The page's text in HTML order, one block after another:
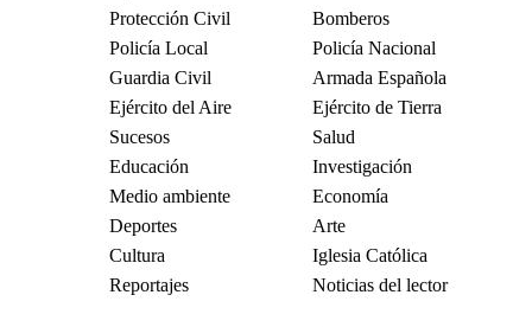
Protección Civil
Bomberos
Policía Local
Policía Nacional
Guardia Civil
Armada Española
Ejército del Aire
Ejército de Tierra
Sucesos
Salud
Educación
Investigación
Medio ambiente
Economía
Deportes
Arte
Cultura
Iglesia Católica
Reportajes
Noticias del lector